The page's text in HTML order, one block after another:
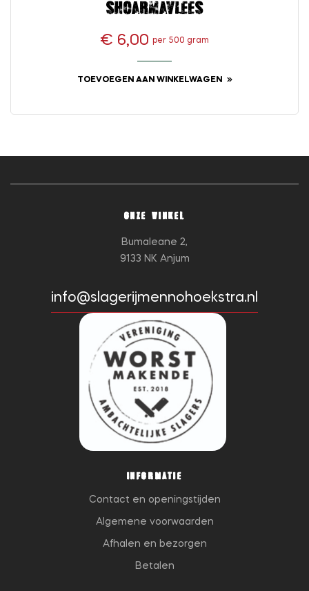
Shoarmavlees
Prijs
€ 6,00 per 500 gram
TOEVOEGEN AAN WINKELWAGEN
ONZE WINKEL
Bumaleane 2,
9133 NK Anjum
info@slagerijmennohoekstra.nl
INFORMATIE
Contact en openingstijden
Algemene voorwaarden
Afhalen en bezorgen
Betalen